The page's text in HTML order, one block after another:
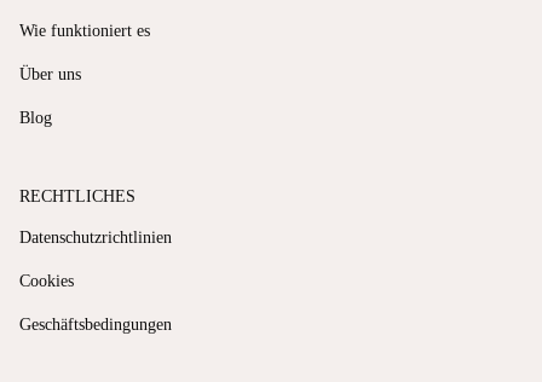
Wie funktioniert es
Über uns
Blog
RECHTLICHES
Datenschutzrichtlinien
Cookies
Geschäftsbedingungen